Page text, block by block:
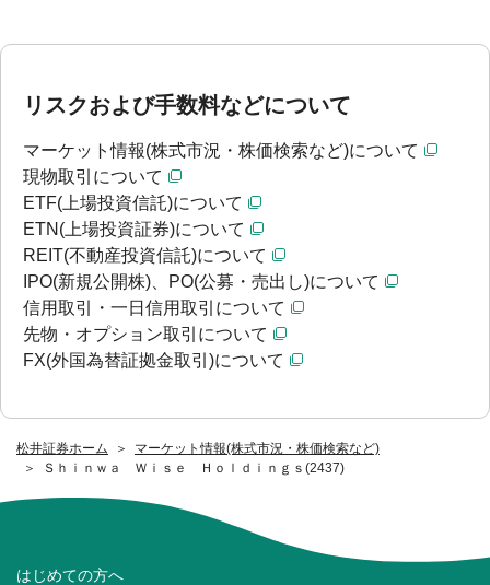
松井証券ホーム
マーケット情報(株式市況・株価検索など)
Ｓｈｉｎｗａ Ｗｉｓｅ Ｈｏｌｄｉｎｇｓ(2437)
リスクおよび手数料などについて
マーケット情報(株式市況・株価検索など)について
現物取引について
ETF(上場投資信託)について
ETN(上場投資証券)について
REIT(不動産投資信託)について
IPO(新規公開株)、PO(公募・売出し)について
信用取引・一日信用取引について
先物・オプション取引について
FX(外国為替証拠金取引)について
はじめての方へ